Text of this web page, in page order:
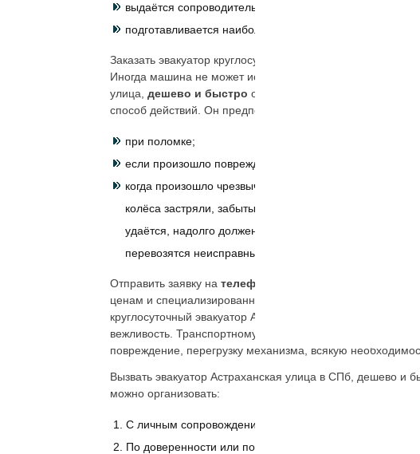
выдаётся сопроводительная документация;
подготавливается наиболее удобный маршрут и сразу
Заказать эвакуатор круглосуточно, дешево можно,
Иногда машина не может использоваться для езды
улица, дешево и быстро организовать перевозку,
способ действий. Он предпочтителен:
при поломке;
если произошло повреждение;
когда произошло чрезвычайное происшествие с
колёса застряли, забыты в машине ключи, закончился
удаётся, надолго должен остаться без присмотра из-
перевозятся неисправные единицы на новый адрес
Отправить заявку на телефоны
ценам и специализированной помощи с привлечением
круглосуточный эвакуатор Астраханская улица СПб
вежливость. Транспортному средству обеспечивается
повреждение, перегрузку механизма, всякую
Вызвать эвакуатор Астраханская улица в СПб, дешево
можно организовать:
С личным сопровождением владельца, поехав с
По доверенности или поручительству.